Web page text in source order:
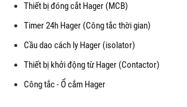
Thiết bị đóng cắt Hager (MCB)
Timer 24h Hager (Công tắc thời gian)
Cầu dao cách ly Hager (isolator)
Thiết bị khởi động từ Hager (Contactor)
Công tắc - Ổ cắm Hager